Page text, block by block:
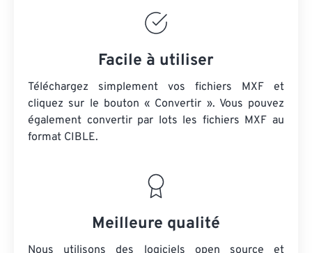
Facile à utiliser
Téléchargez simplement vos fichiers MXF et
cliquez sur le bouton « Convertir ». Vous pouvez
également convertir par lots les fichiers MXF au
format CIBLE.
Meilleure qualité
Nous utilisons des logiciels open source et